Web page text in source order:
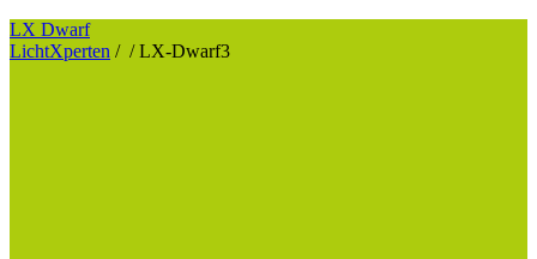
LX Dwarf
LichtXperten / /LX-Dwarf3